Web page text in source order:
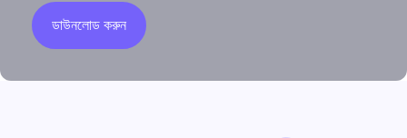
ডাউনলোড করুন